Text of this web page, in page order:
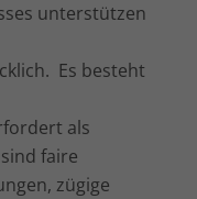
unterstützen
Es besteht
als
faire
zügige